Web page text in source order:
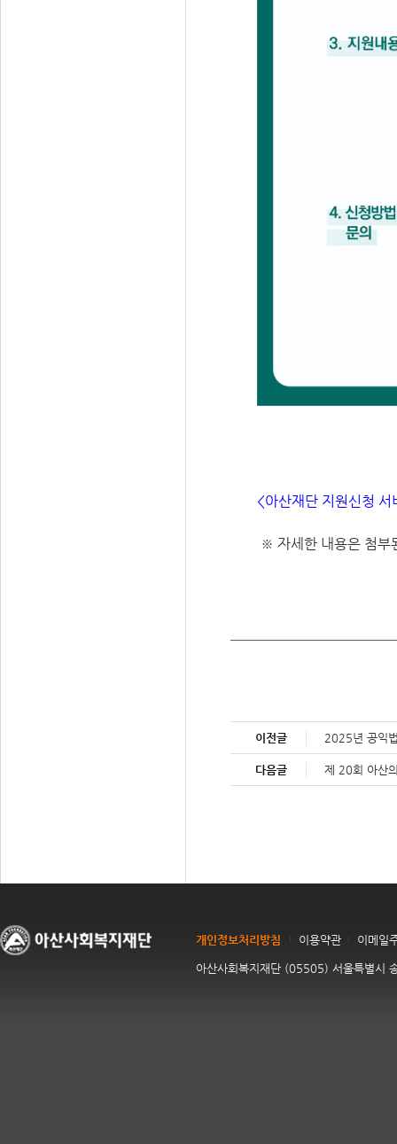
<아산재단 지원신청 서
※ 자세한 내용은 첨부
이전글 2025년 공익
다음글 제 20회 아산
개인정보처리방침 이용약관 이메일
아산사회복지재단 (05505) 서울특별시